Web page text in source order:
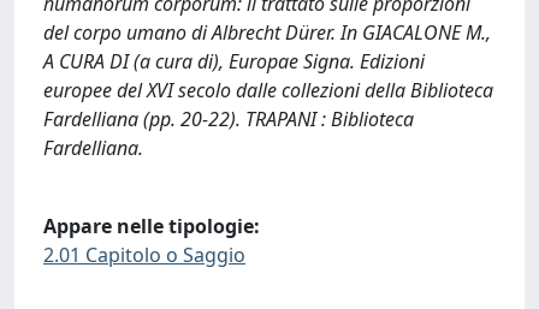
del corpo umano di Albrecht Dürer. In GIACALONE M.,
A CURA DI (a cura di), Europae Signa. Edizioni
europee del XVI secolo dalle collezioni della Biblioteca
Fardelliana (pp. 20-22). TRAPANI : Biblioteca
Fardelliana.
Appare nelle tipologie:
2.01 Capitolo o Saggio